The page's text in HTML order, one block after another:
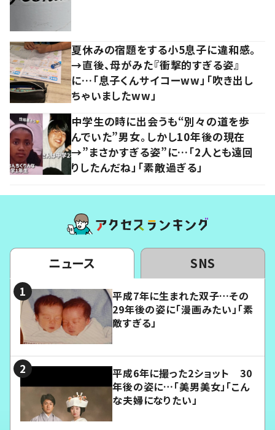
夏休みの宿題をする小5息子に違和感。
→直後、母がみた『衝撃的すぎる姿』
に…「息子くんサイコーww」「吹き出し
ちゃいましたww」
中学生の時に出会うも“別々の道を歩
んでいた”男女。しかし10年後の現在
→”まさかすぎる姿”に…「2人とも遠回
りしたんだね」「素敵過ぎる」
ニュース SNS
平成7年に生まれた双子…その
29年後の姿に「漫画みたい」「素
敵すぎる」
平成6年に撮った2ショット 30
年後の姿に…「美男美女」「こん
な夫婦になりたい」